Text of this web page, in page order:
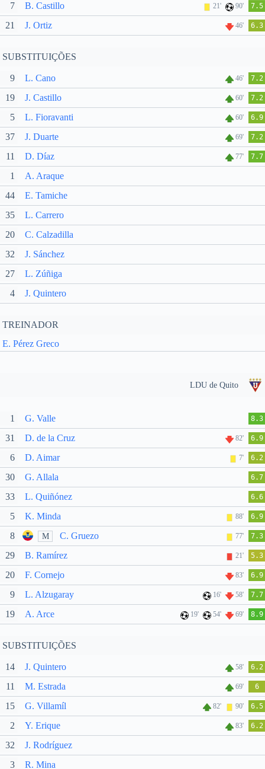
7 B. Castillo 21' 90' 7.5
21 J. Ortiz 46' 6.3
SUBSTITUIÇÕES
9 L. Cano 46' 7.2
19 J. Castillo 60' 7.2
5 L. Fioravanti 60' 6.9
37 J. Duarte 69' 7.2
11 D. Díaz 77' 7.7
1
A. Araque
44
E. Tamiche
35
L. Carrero
20
C. Calzadilla
32
J. Sánchez
27
L. Zúñiga
4
J. Quintero
TREINADOR
E. Pérez Greco
LDU de Quito
1 G. Valle 8.3
31 D. de la Cruz 82' 6.9
6 D. Aimar 7' 6.2
30 G. Allala 6.7
33 L. Quiñónez 6.6
5 K. Minda 88' 6.9
8 M C. Gruezo 77' 7.3
29 B. Ramírez 21' 5.3
20 F. Cornejo 83' 6.9
9 L. Alzugaray 16' 58' 7.7
19 A. Arce 19' 54' 69' 8.9
SUBSTITUIÇÕES
14 J. Quintero 58' 6.2
11 M. Estrada 69' 6
15 G. Villamíl 82' 90' 6.5
2 Y. Erique 83' 6.2
32
J. Rodríguez
3
R. Mina